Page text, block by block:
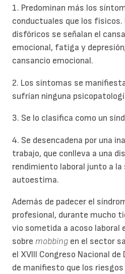
1. Predominan más los
conductuales que los
disfóricos se señalan el
emocional, fatiga y
cansancio emocional.
2. Los síntomas se
sufrían ninguna
3. Se lo clasifica como un
4. Se desencadena por una
trabajo, que conlleva a una
rendimiento laboral junto a la
autoestima.
Además de padecer el
profesional, durante mucho
vio sometida a acoso laboral
sobre mobbing en el sector
el XVIII Congreso Nacional
de manifiesto que los